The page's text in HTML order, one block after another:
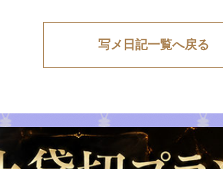
写メ日記一覧へ戻る